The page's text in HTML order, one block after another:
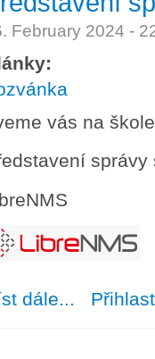
February 2024 -
vás na
správy
dále... about